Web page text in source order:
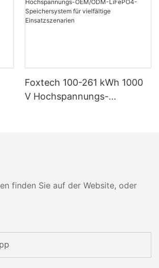
Foxtech 100-261 kWh 1000
V Hochspannungs-
finden Sie auf der Website, oder